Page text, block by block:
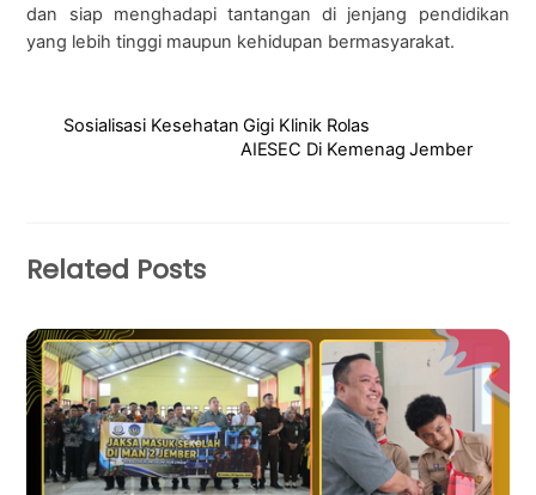
dan siap menghadapi tantangan di jenjang pendidikan
yang lebih tinggi maupun kehidupan bermasyarakat.
Sosialisasi Kesehatan Gigi Klinik Rolas
AIESEC Di Kemenag Jember
Related Posts